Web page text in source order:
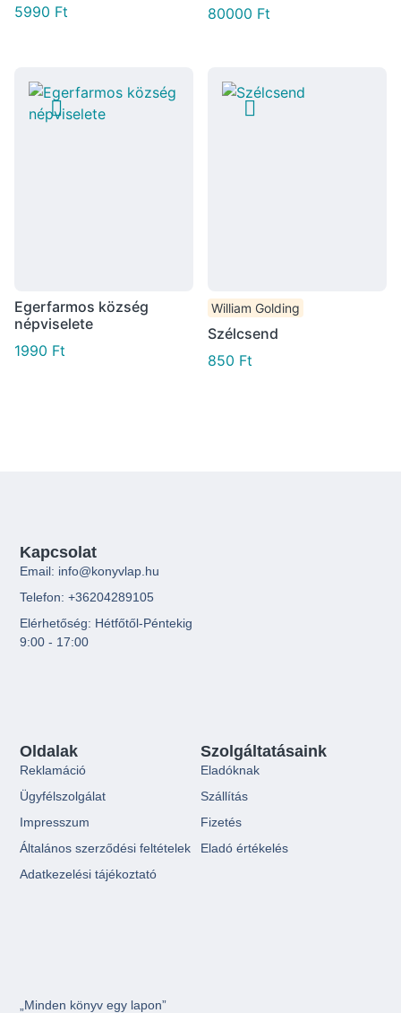
5990 Ft 80000 Ft
Egerfarmos község
népviselete
1990 Ft
William Golding
Szélcsend
850 Ft
„Minden könyv egy lapon”
Szolgáltatásaink
Eladóknak
Szállítás
Fizetés
Eladó értékelés
Oldalak
Reklamáció
Ügyfélszolgálat
Impresszum
Általános szerződési feltételek
Adatkezelési tájékoztató
Kapcsolat
Email: info@konyvlap.hu
Telefon: +36204289105
Elérhetőség: Hétfőtől-Péntekig
9:00 - 17:00